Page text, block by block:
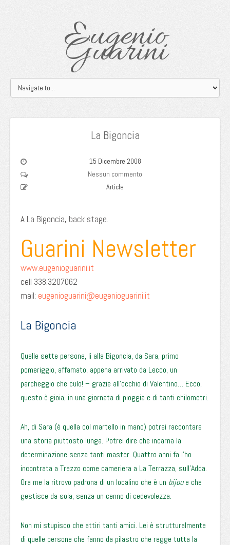
Eugenio
Guarini
La Bigoncia
15 Dicembre 2008
Nessun commento
Article
A La Bigoncia, back stage.
Guarini Newsletter
www.eugenioguarini.it
cell 338.3207062
mail: eugenioguarini@eugenioguarini.it
La Bigoncia
Quelle sette persone, lì alla Bigoncia, da Sara, primo
pomeriggio, affamato, appena arrivato da Lecco, un
parcheggio che culo! – grazie all’occhio di Valentino… Ecco,
questo è gioia, in una giornata di pioggia e di tanti chilometri.
Ah, di Sara (è quella col martello in mano) potrei raccontare
una storia piuttosto lunga. Potrei dire che incarna la
determinazione senza tanti master. Quattro anni fa l’ho
incontrata a Trezzo come cameriera a La Terrazza, sull’Adda.
Ora me la ritrovo padrona di un localino che è un bijoue che
gestisce da sola, senza un cenno di cedevolezza.
Non mi stupisco che attiri tanti amici. Lei è strutturalmente
di quelle persone che fanno da pilastro che regge tutta la